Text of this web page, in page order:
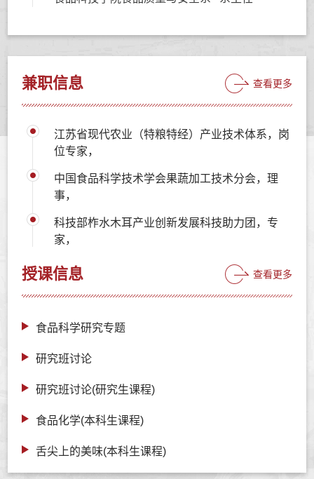
兼职信息 查看更多
江苏省现代农业（特粮特经）产业技术体系，岗
位专家，
中国食品科学技术学会果蔬加工技术分会，理
事，
科技部柞水木耳产业创新发展科技助力团，专
家，
授课信息 查看更多
食品科学研究专题
研究班讨论
研究班讨论(研究生课程)
食品化学(本科生课程)
舌尖上的美味(本科生课程)